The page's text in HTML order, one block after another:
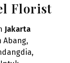
Florist
Jakarta
Abang,